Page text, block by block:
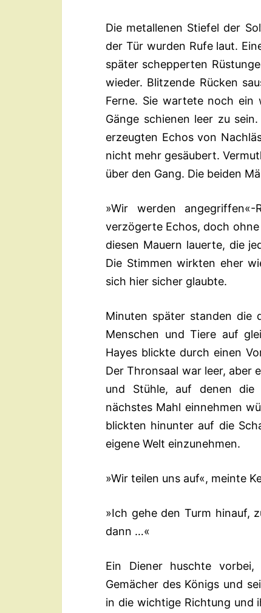
Die metallenen Stiefel der
der Tür wurden Rufe laut.
später schepperten
wieder. Blitzende Rücken
Ferne. Sie wartete noch
Gänge schienen leer zu
erzeugten Echos von
nicht mehr gesäubert.
über den Gang. Die beiden
»Wir werden
verzögerte Echos, doch
diesen Mauern lauerte, die
Die Stimmen wirkten eher
sich hier sicher glaubte.
Minuten später standen die
Menschen und Tiere auf
Hayes blickte durch einen
Der Thronsaal war leer, aber
und Stühle, auf denen die
nächstes Mahl einnehmen
blickten hinunter auf die
eigene Welt einzunehmen.
»Wir teilen uns auf«, meinte
»Ich gehe den Turm hinauf,
dann …«
Ein Diener huschte
Gemächer des Königs und
in die wichtige Richtung und